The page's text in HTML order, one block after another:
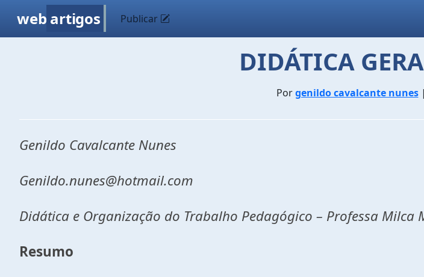
web artigos Publicar
DIDÁTICA
Porgenildo cavalcante nunes|
Genildo Cavalcante Nunes
Genildo.nunes@hotmail.com
Didática e Organização do Trabalho Pedagógico – Professa Milca
Resumo